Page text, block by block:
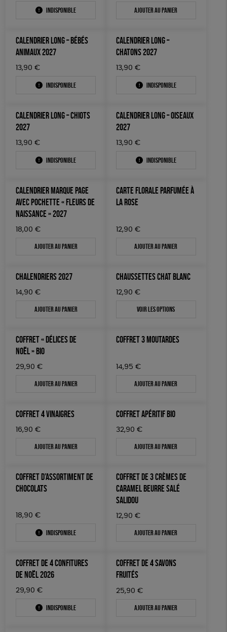
Indisponible Ajouter au panier
CALENDRIER LONG – BÉBÉS
ANIMAUX 2027
13,90 €
Indisponible
CALENDRIER LONG –
CHATONS 2027
13,90 €
Indisponible
CALENDRIER LONG – CHIOTS
2027
13,90 €
Indisponible
CALENDRIER LONG – OISEAUX
2027
13,90 €
Indisponible
CALENDRIER MARQUE PAGE
AVEC POCHETTE « FLEURS DE
NAISSANCE » 2027
18,00 €
Ajouter au panier
CARTE FLORALE PARFUMÉE À
LA ROSE
12,90 €
Ajouter au panier
CHALENDRIERS 2027
14,90 €
Ajouter au panier
CHAUSSETTES CHAT BLANC
12,90 €
Voir les options
COFFRET « DÉLICES DE
NOËL » BIO
29,90 €
Ajouter au panier
COFFRET 3 MOUTARDES
14,95 €
Ajouter au panier
COFFRET 4 VINAIGRES
16,90 €
Ajouter au panier
COFFRET APÉRITIF BIO
32,90 €
Ajouter au panier
COFFRET D’ASSORTIMENT DE
CHOCOLATS
18,90 €
Indisponible
COFFRET DE 3 CRÈMES DE
CARAMEL BEURRE SALÉ
SALIDOU
12,90 €
Ajouter au panier
COFFRET DE 4 CONFITURES
DE NOËL 2026
29,90 €
Indisponible
COFFRET DE 4 SAVONS
FRUITÉS
25,90 €
Ajouter au panier